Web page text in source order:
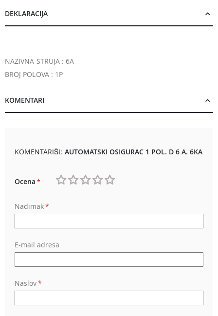
DEKLARACIJA
NAZIVNA STRUJA : 6A
BROJ POLOVA : 1P
KOMENTARI
KOMENTARIŠI: AUTOMATSKI OSIGURAC 1 POL. D 6 A. 6KA
Ocena
Nadimak
E-mail adresa
Naslov